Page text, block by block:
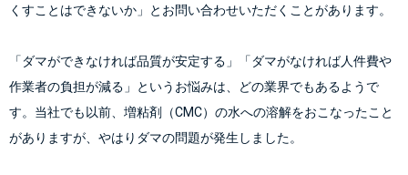
くすことはできないか」とお問い合わせいただくことがあります。
「ダマができなければ品質が安定する」「ダマがなければ人件費や
作業者の負担が減る」というお悩みは、どの業界でもあるようで
す。当社でも以前、増粘剤（CMC）の水への溶解をおこなったこと
がありますが、やはりダマの問題が発生しました。